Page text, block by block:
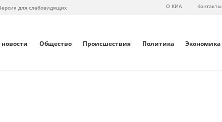
для слабовидящих О КИА Контакты
новости Общество Происшествия Политика Экономика